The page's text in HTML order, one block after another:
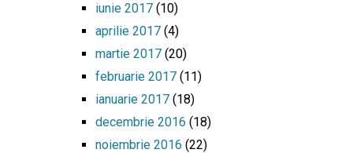
iunie 2017(10)
aprilie 2017(4)
martie 2017(20)
februarie 2017(11)
ianuarie 2017(18)
decembrie 2016 (18)
noiembrie 2016 (22)